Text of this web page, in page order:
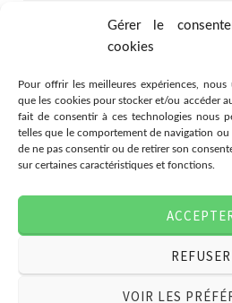
Gérer le
cookies
Pour offrir les meilleures expériences,
que les cookies pour stocker et/ou accéder
fait de consentir à ces technologies nous
telles que le comportement de navigation ou
de ne pas consentir ou de retirer son
sur certaines caractéristiques et fonctions.
REFUSER
VOIR LES
Association Citémômes
78 rue Jeanne d'Arc, 76000
Rouen